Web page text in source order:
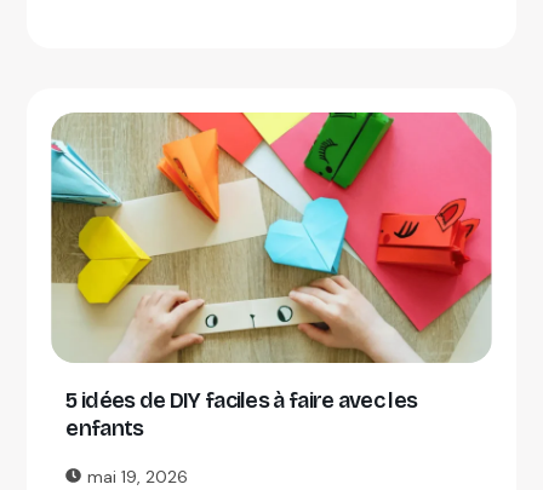
5 idées de DIY faciles à faire avec les
enfants
mai 19, 2026